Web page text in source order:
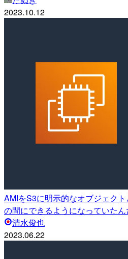
2023.10.12
AMIをS3に明示的なオブジェク
の間にできるようになっていた
清水俊也
2023.06.22